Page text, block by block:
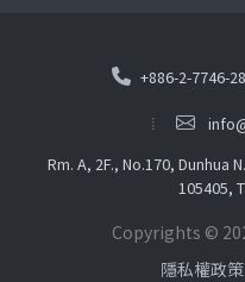
+886-2-7746-
Rm. A, 2F., No.170, Dunhua
105405,
Copyrights ©
隱私權政策